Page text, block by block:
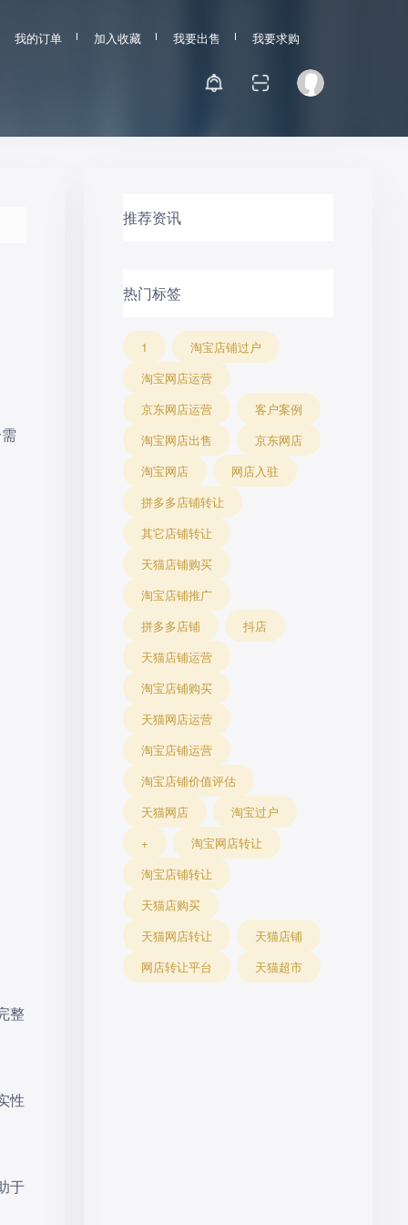
我的订单 加入收藏 我要出售 我要求购
整
性
于
推荐资讯
热门标签
1
淘宝店铺过户
淘宝网店运营
京东网店运营
客户案例
淘宝网店出售
京东网店
淘宝网店
网店入驻
拼多多店铺转让
其它店铺转让
天猫店铺购买
淘宝店铺推广
拼多多店铺
抖店
天猫店铺运营
淘宝店铺购买
天猫网店运营
淘宝店铺运营
淘宝店铺价值评估
天猫网店
淘宝过户
+
淘宝网店转让
淘宝店铺转让
天猫店购买
天猫网店转让
天猫店铺
网店转让平台
天猫超市